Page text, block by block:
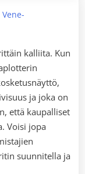
Vene-
kalliita. Kun
ja joka on
että kaupalliset
Voisi jopa
suunnitella ja